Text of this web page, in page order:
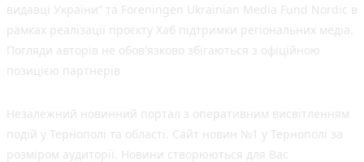
видавці України” та Foreningen Ukrainian Media Fund Nordic в
рамках реалізації проєкту Хаб підтримки регіональних медіа.
Погляди авторів не обов'язково збігаються з офіційною
позицією партнерів
Незалежний новинний портал з оперативним висвітленням
подій у Тернополі та області. Сайт новин №1 у Тернополі за
розміром аудиторії. Новини створюються для Вас